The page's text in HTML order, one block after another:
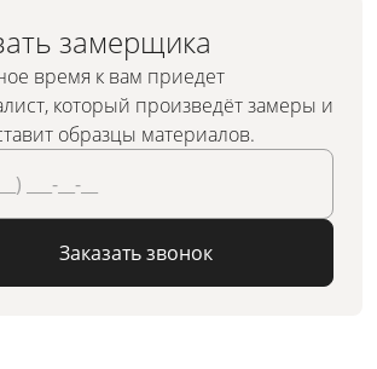
замерщика
время к вам приедет
который произведёт замеры и
образцы материалов.
Заказать звонок